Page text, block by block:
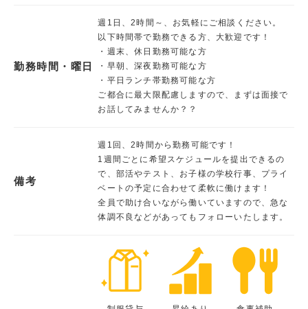
勤務時間・曜日
週1日、2時間～、お気軽にご相談ください。
以下時間帯で勤務できる方、大歓迎です！
・週末、休日勤務可能な方
・早朝、深夜勤務可能な方
・平日ランチ帯勤務可能な方
ご都合に最大限配慮しますので、まずは面接で
お話してみませんか？？
備考
週1回、2時間から勤務可能です！
1週間ごとに希望スケジュールを提出できるの
で、部活やテスト、お子様の学校行事、プライ
ベートの予定に合わせて柔軟に働けます！
全員で助け合いながら働いていますので、急な
体調不良などがあってもフォローいたします。